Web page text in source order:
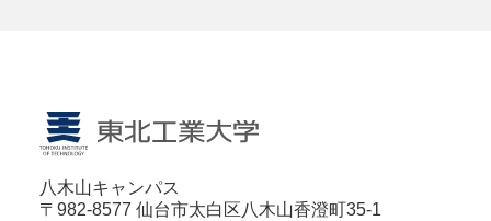
八木山キャンパス
〒982-8577 仙台市太白区八木山香澄町35-1